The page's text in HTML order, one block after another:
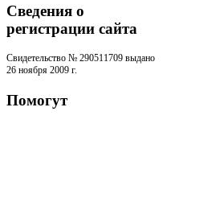
Сведения о
регистрации cайта
Свидетельство № 290511709 выдано
26 ноября 2009 г.
Помогут